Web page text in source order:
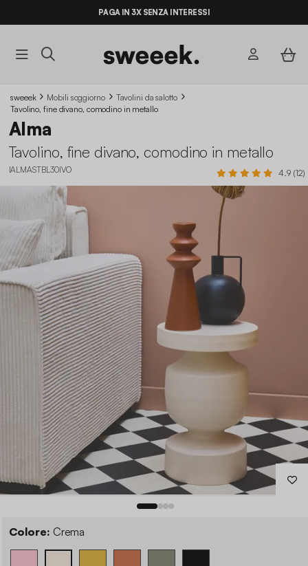
ULTIME OCCASIONI FINO AL -70%*
PAGA IN 3X SENZA INTERESSI
sweeek Mobili soggiorno
Tavolini da salotto
Tavolino, fine divano, comodino in metallo
Alma
Tavolino, fine divano, comodino in metallo
IALMASTBL30IVO 4.9 (12)
Colore: Crema